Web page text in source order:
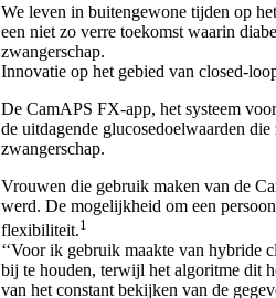
We leven in buitengewone tijden op
een niet zo verre toekomst waarin
zwangerschap.
Innovatie op het gebied van closed-
De CamAPS FX-app, het systeem
de uitdagende glucosedoelwaarden
zwangerschap.
Vrouwen die gebruik maken van de
werd. De mogelijkheid om een
flexibiliteit.1
‘‘Voor ik gebruik maakte van hybride
bij te houden, terwijl het algoritme dit
van het constant bekijken van de